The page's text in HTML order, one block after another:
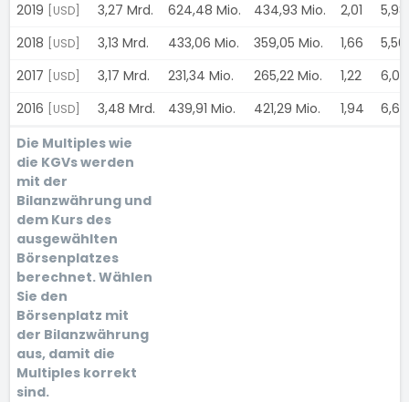
2019
[USD] 3,27 Mrd. 624,48 Mio. 434,93 Mio. 2,01
2018
[USD] 3,13 Mrd. 433,06 Mio. 359,05 Mio. 1,66
2017
[USD] 3,17 Mrd. 231,34 Mio. 265,22 Mio. 1,22
2016
[USD] 3,48 Mrd. 439,91 Mio. 421,29 Mio. 1,94
Die Multiples wie
die KGVs werden
mit der
Bilanzwährung und
dem Kurs des
ausgewählten
Börsenplatzes
berechnet. Wählen
Sie den
Börsenplatz mit
der Bilanzwährung
aus, damit die
Multiples korrekt
sind.